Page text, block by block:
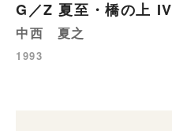
G／Z 夏至・橋の上 IV
中西 夏之
1993